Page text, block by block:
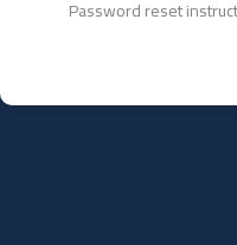
Password reset